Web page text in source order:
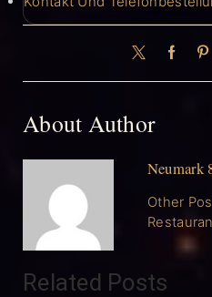
About Author
Neumark
Other
Related Posts